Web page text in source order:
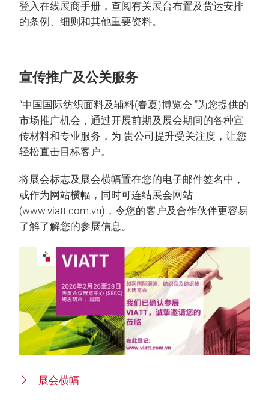
登入在线展商手册，查阅有关展台布置及货运安排
的条例、细则和其他重要资料。
宣传推广及公关服务
“中国国际纺织面料及辅料(春夏)博览会 ”为您提供的
市场推广机会，通过开展前期及展会期间的各种宣
传材料和专业服务，为 贵公司提升受关注度，让您
轻松直击目标客户。
将展会标志及展会横幅置在您的电子邮件签名中，
或作为网站横幅，同时可连结展会网站
(www.viatt.com.vn)，令您的客户及合作伙伴更容易
了解了解您的参展信息。
展会横幅